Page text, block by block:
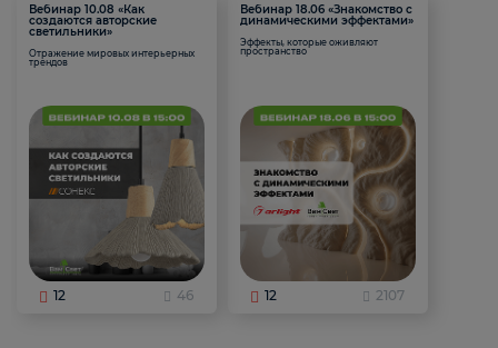
Вебинар 10.08 «Как
создаются авторские
светильники»
Отражение мировых интерьерных
трендов
12 46
Вебинар 18.06 «Знакомство с
динамическими эффектами»
Эффекты, которые оживляют
пространство
12 2107